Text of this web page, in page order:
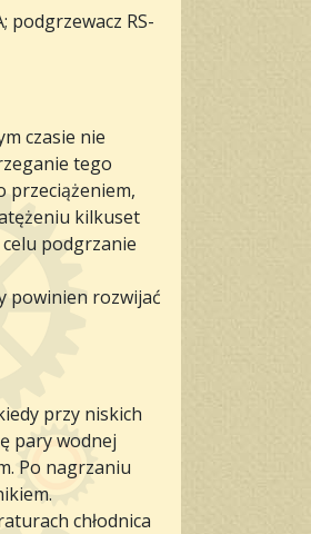
podgrzewacz RS-
czasie nie
tego
przeciążeniem,
kilkuset
podgrzanie
powinien rozwijać
przy niskich
pary wodnej
Po nagrzaniu
chłodnica